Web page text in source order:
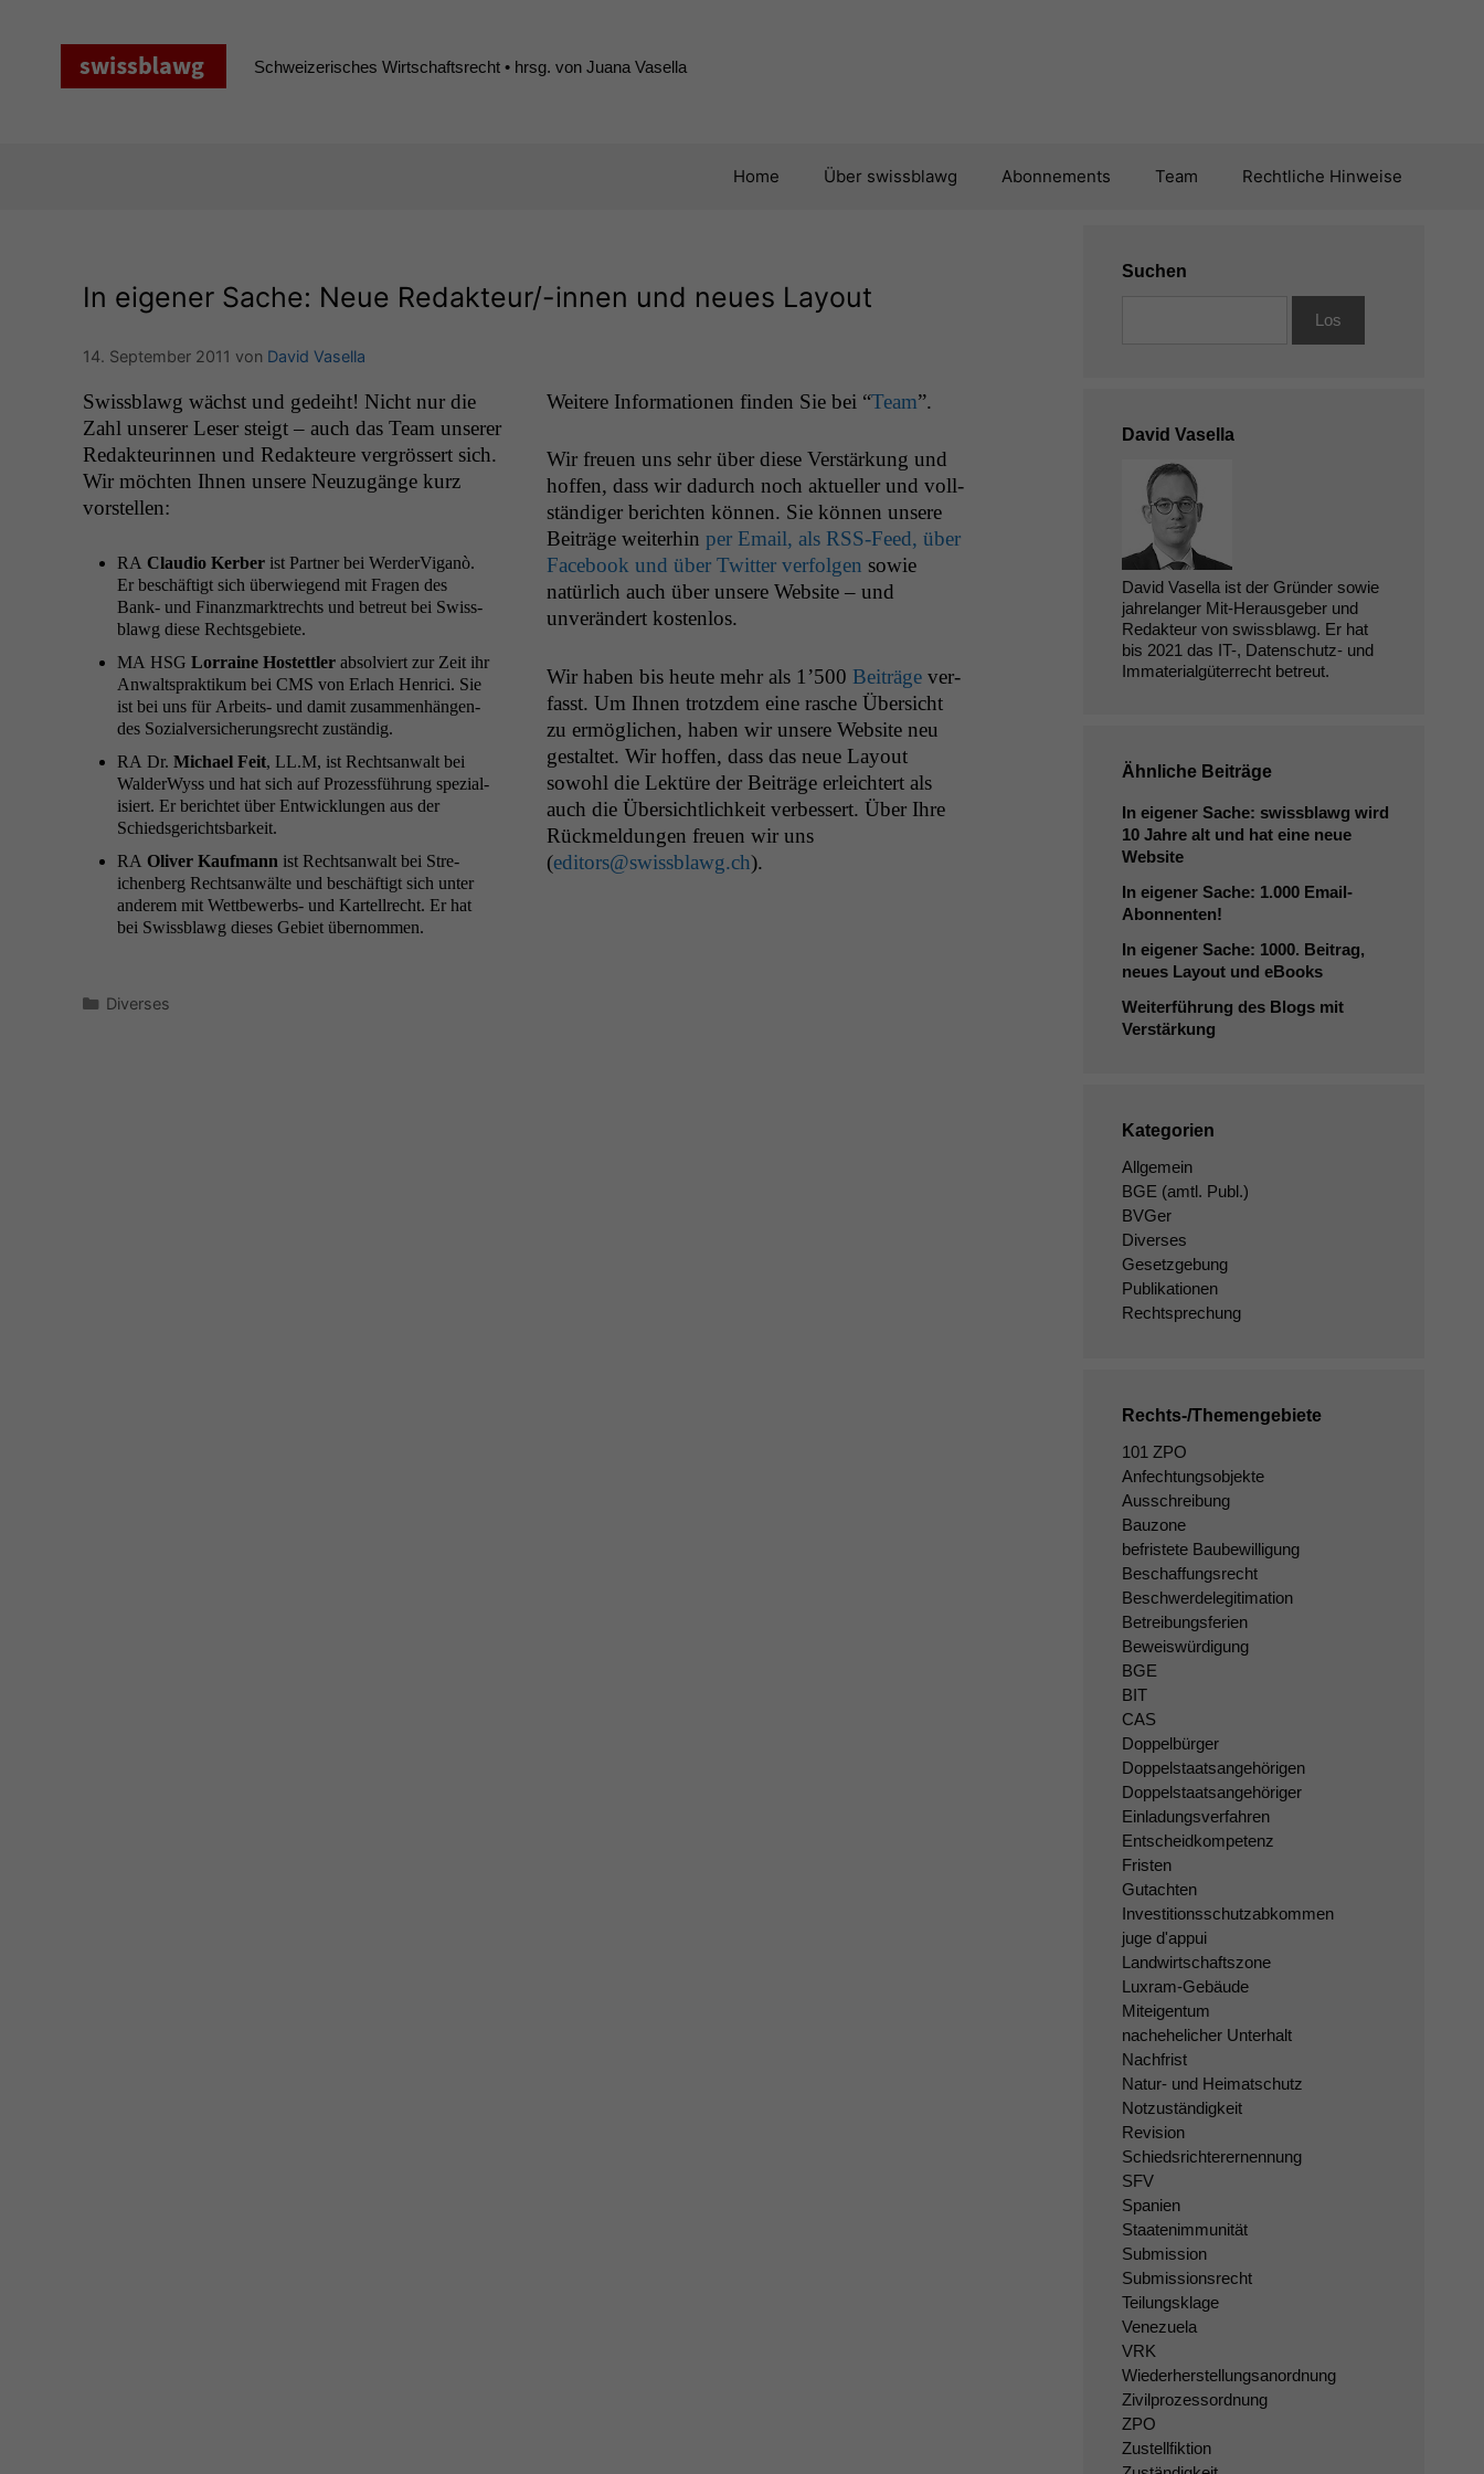
Schweizerisches Wirtschaftsrecht • hrsg. von Juana Vasella
Home Über swissblawg Abonnements Team Rechtliche Hinweise
In eigener Sache: Neue Redakteur/-innen und neues Layout
14. September 2011 von David Vasella
Swiss­blawg wächst und gedei­ht! Nicht nur die
Zahl unser­er Leser steigt – auch das Team unser­er
Redak­teurin­nen und Redak­teure ver­grössert sich.
Wir möcht­en Ihnen unsere Neuzugänge kurz
vorstellen:
RA Clau­dio Ker­ber ist Part­ner bei WerderVi­ganò.
Er beschäftigt sich über­wiegend mit Fra­gen des
Bank- und Finanz­mark­trechts und betreut bei Swiss­
blawg diese Rechtsgebiete.
MA HSG Lor­raine Hostet­tler absolviert zur Zeit ihr
Anwalt­sprak­tikum bei CMS von Erlach Henri­ci. Sie
ist bei uns für Arbeits- und damit zusam­men­hän­gen­
des Sozialver­sicherungsrecht zuständig.
RA Dr. Michael Feit, LL.M, ist Recht­san­walt bei
Walder­Wyss und hat sich auf Prozess­führung spezial­
isiert. Er berichtet über Entwick­lun­gen aus der
Schiedsgerichtsbarkeit.
RA Oliv­er Kauf­mann ist Recht­san­walt bei Stre­
ichen­berg Recht­san­wälte und beschäftigt sich unter
anderem mit Wet­tbe­werbs- und Kartell­recht. Er hat
bei Swiss­blawg dieses Gebi­et übernommen.
Weit­ere Infor­ma­tio­nen find­en Sie bei “Team”.
Wir freuen uns sehr über diese Ver­stärkung und
hof­fen, dass wir dadurch noch aktueller und voll­
ständi­ger bericht­en kön­nen. Sie kön­nen unsere
Beiträge weit­er­hin per Email, als RSS-Feed, über
Face­book und über Twit­ter ver­fol­gen sowie
natür­lich auch über unsere Web­site – und
unverän­dert kostenlos.
Wir haben bis heute mehr als 1’500 Beiträgever­
fasst. Um Ihnen trotz­dem eine rasche Über­sicht
zu ermöglichen, haben wir unsere Web­site neu
gestal­tet. Wir hof­fen, dass das neue Lay­out
sowohl die Lek­türe der Beiträge erle­ichtert als
auch die Über­sichtlichkeit verbessert. Über Ihre
Rück­mel­dun­gen freuen wir uns
(editors@swissblawg.ch).
Kategorien
Diverses
Suchen
David Vasella
David Vasella ist der Gründer sowie
jahrelanger Mit-Herausgeber und
Redakteur von swissblawg. Er hat
bis 2021 das IT-, Datenschutz- und
Immaterialgüterrecht betreut.
Ähnliche Beiträge
In eigener Sache: swissblawg wird
10 Jahre alt und hat eine neue
Website
In eigener Sache: 1.000 Email-
Abonnenten!
In eigener Sache: 1000. Beitrag,
neues Layout und eBooks
Weiterführung des Blogs mit
Verstärkung
Kategorien
Allgemein
BGE (amtl. Publ.)
BVGer
Diverses
Gesetzgebung
Publikationen
Rechtsprechung
Rechts-/Themengebiete
101 ZPO
Anfechtungsobjekte
Ausschreibung
Bauzone
befristete Baubewilligung
Beschaffungsrecht
Beschwerdelegitimation
Betreibungsferien
Beweiswürdigung
BGE
BIT
CAS
Doppelbürger
Doppelstaatsangehörigen
Doppelstaatsangehöriger
Einladungsverfahren
Entscheidkompetenz
Fristen
Gutachten
Investitionsschutzabkommen
juge d'appui
Landwirtschaftszone
Luxram-Gebäude
Miteigentum
nachehelicher Unterhalt
Nachfrist
Natur- und Heimatschutz
Notzuständigkeit
Revision
Schiedsrichterernennung
SFV
Spanien
Staatenimmunität
Submission
Submissionsrecht
Teilungsklage
Venezuela
VRK
Wiederherstellungsanordnung
Zivilprozessordnung
ZPO
Zustellfiktion